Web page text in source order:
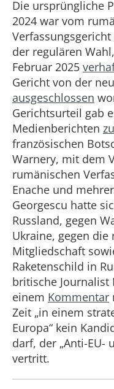
Die ursprüngliche
2024 war vom
Verfassungsgericht
der regulären
Februar 2025
Gericht von der
ausgeschlossen
Gerichtsurteil gab
Medienberichten
französischen
Warnery, mit dem
rumänischen
Enache und
Georgescu hatte
Russland, gegen
Ukraine, gegen die
Mitgliedschaft
Raketenschild in
britische Journalist
einem Kommentar
Zeit „in einem
Europa“ kein
darf, der „Anti-EU-
vertritt.